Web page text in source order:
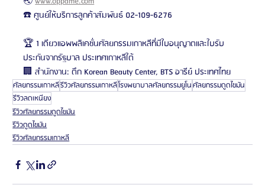
☎️ ศูนย์ให้บริการลูกค้าสัมพันธ์ 02-109-6276
🏆 1 เดียวแอพพลิเคชั่นศัลยกรรมเกาหลีที่มีใบอนุญาตและใบรับ
ประกันจากรัฐบาล ประเทศเกาหลีใต้
🏢 สำนักงาน: ตึก Korean Beauty Center, BTS อารีย์ ประเทศไทย
ศัลยกรรมเกาหลีรีวิวศัลยกรรมเกาหลีโรงพยาบาลศัลยกรรมยูโนศัลยกรรมดูดไขมัน
รีวิวลดเหนียง
รีวิวศัลยกรรมดูดไขมัน
รีวิวดูดไขมัน
รีวิวศัลยกรรมเกาหลี